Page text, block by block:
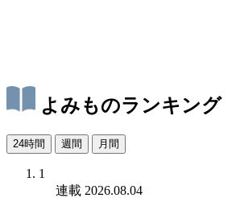
よみものランキング
24時間 週間 月間
1
連載 2026.08.04